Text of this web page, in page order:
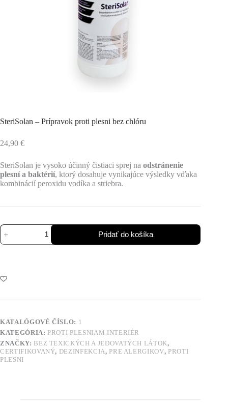
SteriSolan – Prípravok proti plesni bez chlóru
24,90 €
SteriSolan je vysoko účinný čistiaci sprej na odstránenie
plesní a baktérií, ktorý dosahuje vynikajúce výsledky vďaka
kombinácií peroxidu vodíka a striebra.
Pridať do košíka
KATALÓGOVÉ ČÍSLO: 1
KATEGÓRIA: PROTI PLESNIAM INTERIÉR
ZNAČKY: BEZ TEXICKÝCH A JEDOVATÝCH LÁTOK,
CERTIFIKOVANÝ, DEZINFEKCIA, PRE ALERGIKOV, PROTI
PLESNI